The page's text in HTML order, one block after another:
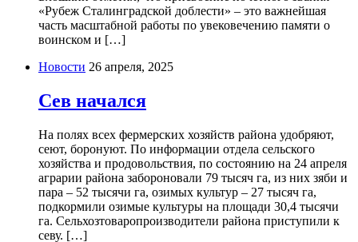
«Рубеж Сталинградской доблести» – это важнейшая
часть масштабной работы по увековечению памяти о
воинском и […]
Новости 26 апреля, 2025
Сев начался
На полях всех фермерских хозяйств района удобряют,
сеют, боронуют. По информации отдела сельского
хозяйства и продовольствия, по состоянию на 24 апреля
аграрии района забороновали 79 тысяч га, из них зяби и
пара – 52 тысячи га, озимых культур – 27 тысяч га,
подкормили озимые культуры на площади 30,4 тысячи
га. Сельхозтоваропроизводители района приступили к
севу. […]